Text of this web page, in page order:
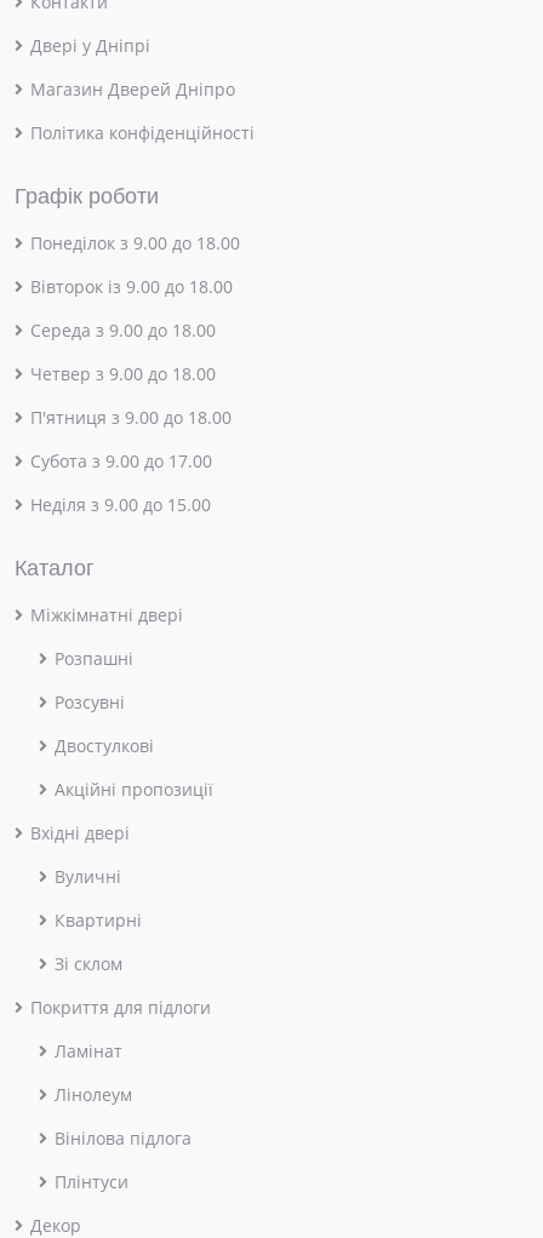
Двері у Дніпрі
Магазин Дверей Дніпро
Політика конфіденційності
Графік роботи
Понеділок з 9.00 до 18.00
Вівторок із 9.00 до 18.00
Середа з 9.00 до 18.00
Четвер з 9.00 до 18.00
П'ятниця з 9.00 до 18.00
Субота з 9.00 до 17.00
Неділя з 9.00 до 15.00
Каталог
Міжкімнатні двері
Розпашні
Розсувні
Двостулкові
Акційні пропозиції
Вхідні двері
Вуличні
Квартирні
Зі склом
Покриття для підлоги
Ламінат
Лінолеум
Вінілова підлога
Плінтуси
Декор